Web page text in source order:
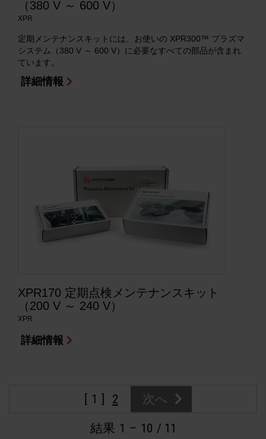
（380 V ～ 600 V）
XPR
定期メンテナンスキットには、お使いの XPR300™ プラズマ
システム（380 V ～ 600 V）に必要なすべての部品が含まれ
ています。
詳細情報
XPR170 定期点検メンテナンスキット
（200 V ～ 240 V）
XPR
詳細情報
1 2 次へ
結果 1 – 10 / 11